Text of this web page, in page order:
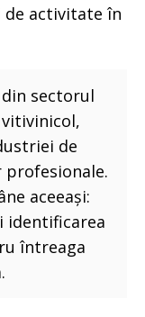
activitate în
sectorul
de
profesionale.
aceeași:
identificarea
întreaga